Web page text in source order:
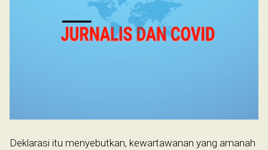
Deklarasi itu menyebutkan, kewartawanan yang amanah